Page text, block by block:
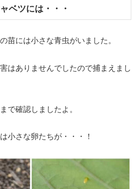
ベツには・・・
苗には小さな青虫がいました。
はありませんでしたので捕まえまし
で確認しましたよ。
小さな卵たちが・・・！